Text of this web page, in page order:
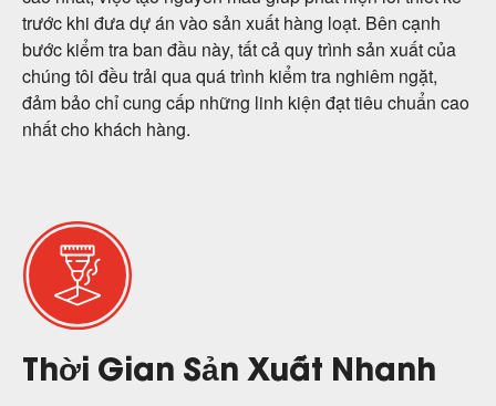
trước khi đưa dự án vào sản xuất hàng loạt. Bên cạnh
bước kiểm tra ban đầu này, tất cả quy trình sản xuất của
chúng tôi đều trải qua quá trình kiểm tra nghiêm ngặt,
đảm bảo chỉ cung cấp những linh kiện đạt tiêu chuẩn cao
nhất cho khách hàng.
Thời Gian Sản Xuất Nhanh